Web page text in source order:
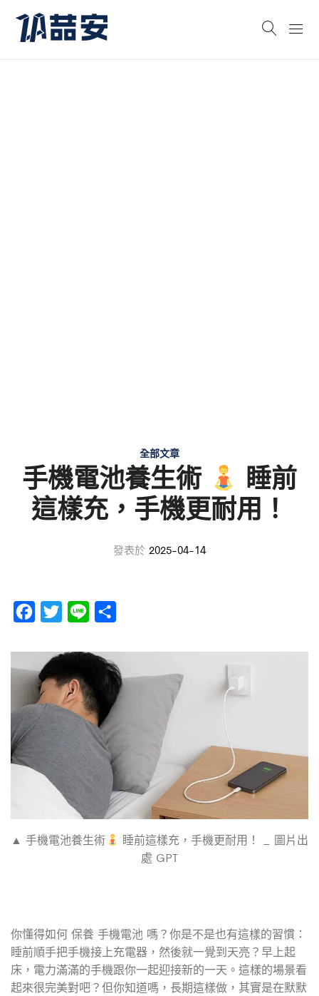
全部文章
手機電池養生術
睡前
這樣充，手機更耐用！
發表於 2025-04-14
c
e
b
o
i
t
t
e
r
n
▲ 手機電池養生術
睡前這樣充，手機更耐用！ _ 圖片出
處 GPT
你懂得如何 保養 手機電池 嗎？你是不是也有這樣的習慣：
睡前順手把手機接上充電器，然後就一覺到天亮？早上起
床，電力滿滿的手機跟你一起迎接新的一天。這樣的場景看
起來很完美對吧？但你知道嗎，長期這樣做，其實是在默默